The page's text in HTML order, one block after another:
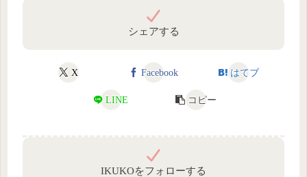
シェアする
X Facebook はてブ
LINE コピー
IKUKOをフォローする